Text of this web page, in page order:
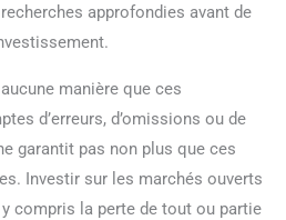
approfondies avant de
manière que ces
d’erreurs, d’omissions ou de
garantit pas non plus que ces
Investir sur les marchés ouverts
compris la perte de tout ou partie